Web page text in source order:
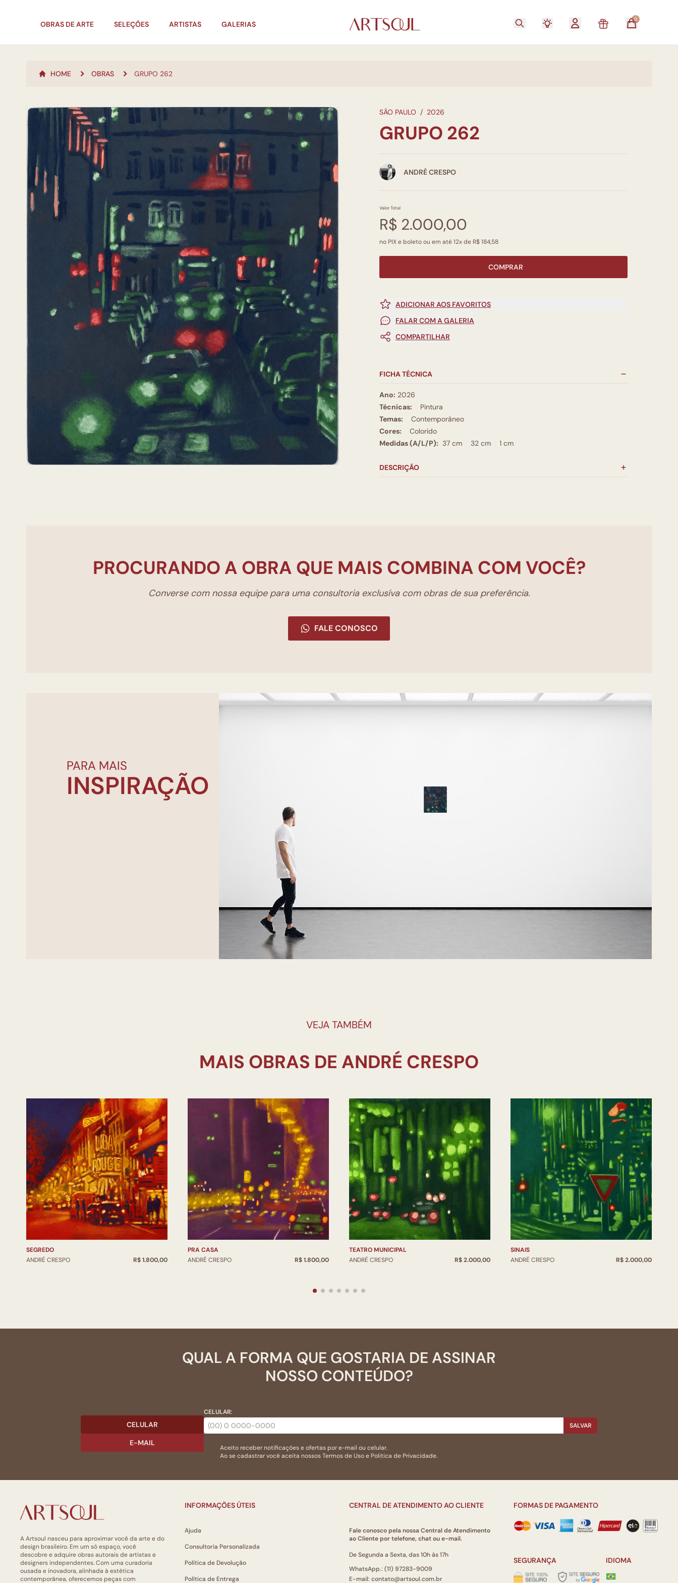
OBRAS DE ARTE SELEÇÕES ARTISTAS GALERIAS
0
HOME OBRAS GRUPO 262
SÃO PAULO / 2026
GRUPO 262
ANDRÉ CRESPO
Valor Total
R$ 2.000,00
no PIX e boleto ou em até 12x de R$ 184,58
COMPRAR
ADICIONAR AOS FAVORITOS
FALAR COM A GALERIA
COMPARTILHAR
FICHA TÉCNICA
Ano: 2026
Técnicas:
Pintura
Temas:
Contemporâneo
Cores:
Colorido
Medidas (A/L/P): 37 cm 32 cm 1 cm
DESCRIÇÃO
PROCURANDO A OBRA QUE MAIS COMBINA COM VOCÊ?
Converse com nossa equipe para uma consultoria exclusíva com obras de sua preferência.
FALE CONOSCO
PARA MAIS
INSPIRAÇÃO
VEJA TAMBÉM
SEGREDO
ANDRÉ CRESPO
R$ 1.800,00
PRA CASA
ANDRÉ CRESPO
R$ 1.800,00
TEATRO MUNICIPAL
ANDRÉ CRESPO
R$ 2.000,00
SINAIS
ANDRÉ CRESPO
R$ 2.000,00
QUAL A FORMA QUE GOSTARIA DE ASSINAR
NOSSO CONTEÚDO?
CELULAR
E-MAIL
CELULAR:
SALVAR
Aceito receber notificações e ofertas por e-mail ou celular.
Ao se cadastrar você aceita nossosTermos de Usoe Politica de Privacidade.
A Artsoul nasceu para aproximar você da arte e do
design brasileiro. Em um só espaço, você
descobre e adquire obras autorais de artistas e
designers independentes. Com uma curadoria
ousada e inovadora, alinhada à estética
contemporânea, oferecemos peças com
INFORMAÇÕES ÚTEIS
Ajuda
Consultoria Personalizada
Política de Devolução
Política de Entrega
CENTRAL DE ATENDIMENTO AO CLIENTE
Fale conosco pela nossa Central de Atendimento
ao Cliente por telefone, chat ou e-mail.
De Segunda a Sexta, das 10h às 17h
WhatsApp.: (11) 97283-9009
E-mail: contato@artsoul.com.br
FORMAS DE PAGAMENTO
SEGURANÇA IDIOMA